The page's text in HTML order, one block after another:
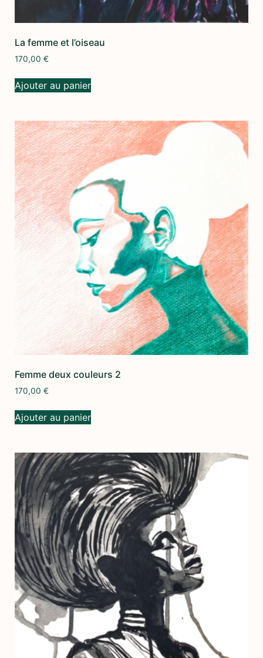
La femme et l’oiseau
170,00 €
Ajouter au panier
Femme deux couleurs 2
170,00 €
Ajouter au panier